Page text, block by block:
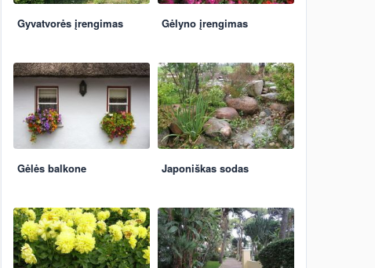
Gyvatvorės įrengimas Gėlyno įrengimas
Gėlės balkone Japoniškas sodas